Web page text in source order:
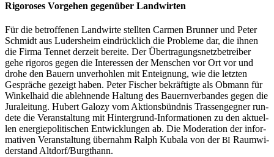
Rigo­ro­ses Vor­ge­hen gegen­über Landwirten
Für die betrof­fe­nen Land­wir­te stell­ten Car­men Brun­ner und Peter
Schmidt aus Luders­heim ein­drück­lich die Pro­ble­me dar, die ihnen
die Fir­ma Ten­net der­zeit berei­te. Der Über­tra­gungs­netz­be­trei­ber
gehe rigo­ros gegen die Inter­es­sen der Men­schen vor Ort vor und
dro­he den Bau­ern unver­hoh­len mit Ent­eig­nung, wie die letz­ten
Gesprä­che gezeigt haben. Peter Fischer bekräf­tig­te als Obmann für
Win­kel­haid die ableh­nen­de Hal­tung des Bau­ern­ver­ban­des gegen die
Jura­lei­tung. Hubert Galo­zy vom Akti­ons­bünd­nis Tras­sen­geg­ner run­
de­te die Ver­an­stal­tung mit Hin­ter­grund-Infor­ma­tio­nen zu den aktu­el­
len ener­gie­po­li­ti­schen Ent­wick­lun­gen ab. Die Mode­ra­ti­on der infor­
ma­ti­ven Ver­an­stal­tung über­nahm Ralph Kuba­la von derBI Raum­wi­
der­stand Altdorf/Burgthann.